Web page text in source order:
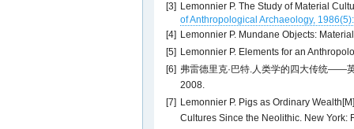
[3] Lemonnier P. The Study of Material
of Anthropological Archaeology,
[4] Lemonnier P. Mundane Objects:
[5] Lemonnier P. Elements for an
[6] 弗雷德里克·巴特.人类学的四大传统——
2008.
[7] Lemonnier P. Pigs as Ordinary
Cultures Since the Neolithic. New York: